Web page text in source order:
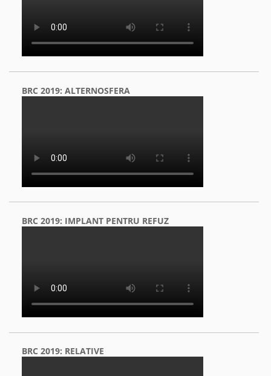
BRC 2019: ALTERNOSFERA
BRC 2019: IMPLANT PENTRU REFUZ
BRC 2019: RELATIVE